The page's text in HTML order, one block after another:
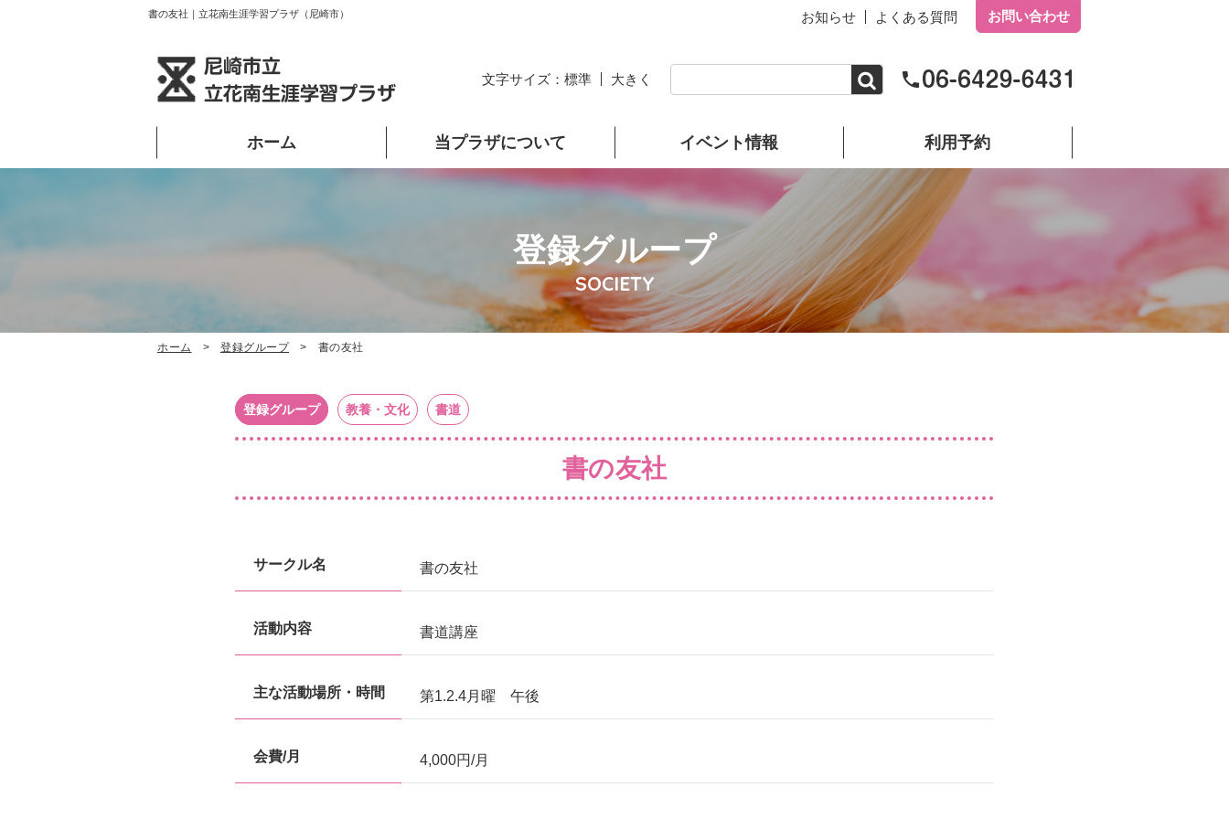
書の友社｜立花南生涯学習プラザ（尼崎市） お知らせ よくある質問 お問い合わせ
文字サイズ： 標準 大きく
ホーム 当プラザについて イベント情報 利用予約
登録グループ
SOCIETY
ホーム 登録グループ 書の友社
登録グループ 教養・文化 書道
書の友社
サークル名 書の友社
活動内容 書道講座
主な活動場所・時間 第1.2.4月曜 午後
会費/月 4,000円/月